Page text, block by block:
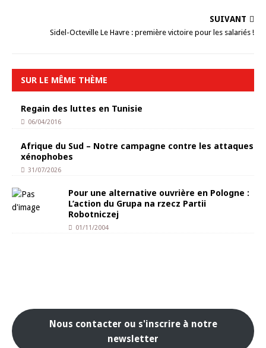
SUIVANT
Sidel-Octeville Le Havre : première victoire pour les salariés !
SUR LE MÊME THÈME
Regain des luttes en Tunisie
06/04/2016
Afrique du Sud – Notre campagne contre les attaques
xénophobes
31/07/2026
Pour une alternative ouvrière en Pologne :
L’action du Grupa na rzecz Partii
Robotniczej
01/11/2004
Nous contacter ou s'inscrire à notre
newsletter